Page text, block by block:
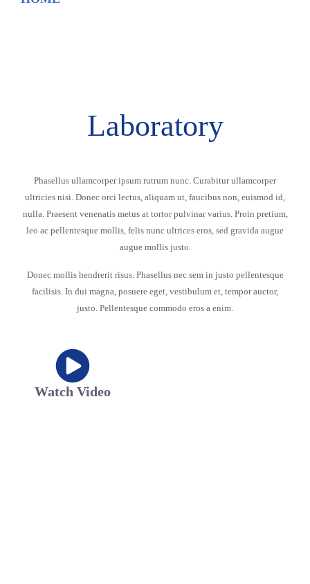
Laboratory
Phasellus ullamcorper ipsum rutrum nunc. Curabitur ullamcorper
ultricies nisi. Donec orci lectus, aliquam ut, faucibus non, euismod id,
nulla. Praesent venenatis metus at tortor pulvinar varius. Proin pretium,
leo ac pellentesque mollis, felis nunc ultrices eros, sed gravida augue
augue mollis justo.
Donec mollis hendrerit risus. Phasellus nec sem in justo pellentesque
facilisis. In dui magna, posuere eget, vestibulum et, tempor auctor,
justo. Pellentesque commodo eros a enim.
Watch Video